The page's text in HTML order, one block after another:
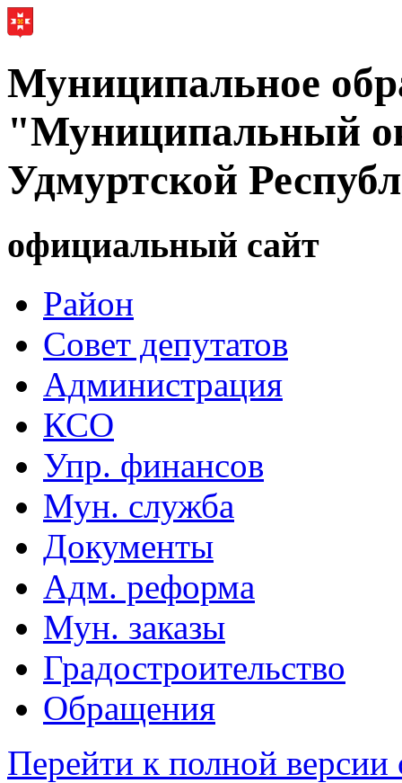
Муниципальное
"Муниципальный
Удмуртской
официальный сайт
Район
Совет депутатов
Администрация
КСО
Упр. финансов
Мун. служба
Документы
Адм. реформа
Мун. заказы
Градостроительство
Обращения
Перейти к полной версии